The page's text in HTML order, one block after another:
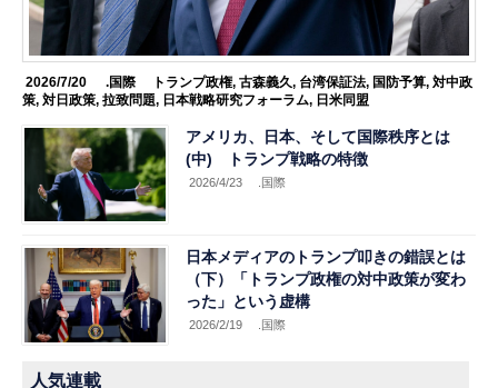
2026/7/20 .国際 トランプ政権, 古森義久, 台湾保証法, 国防予算, 対中政
策,対日政策,拉致問題, 日本戦略研究フォーラム, 日米同盟
アメリカ、日本、そして国際秩序とは
(中) トランプ戦略の特徴
2026/4/23 .国際
日本メディアのトランプ叩きの錯誤とは
（下）「トランプ政権の対中政策が変わ
った」という虚構
2026/2/19 .国際
人気連載